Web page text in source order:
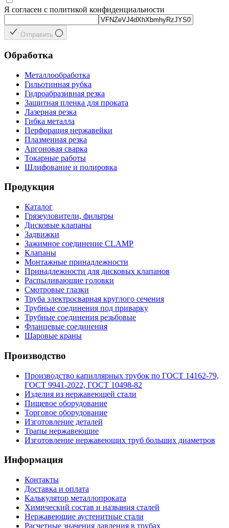
Я согласен с политикой конфиденциальности
Отправить
Обработка
Металлообработка
Гильотинная рубка
Гидроабразивная резка
Защитная пленка для проката
Лазерная резка
Гибка металла
Перфорация нержавейки
Плазменная резка
Аргоновая сварка
Токарные работы
Шлифование и полировка
Продукция
Каталог
Грязеуловители, фильтры
Дисковые клапаны
Задвижки
Зажимное соединение CLAMP
Клапаны
Монтажные принадлежности
Принадлежности для дисковых клапанов
Распыливающие головки
Смотровые глазки
Труба электросварная круглого сечения
Трубные соединения под приварку
Трубные соединения резьбовые
Фланцевые соединения
Шаровые краны
Производство
Производство капиллярных трубок по ГОСТ 14162-79,
ГОСТ 9941-2022, ГОСТ 10498-82
Изделия из нержавеющей стали
Пищевое оборудование
Торговое оборудование
Изготовление деталей
Трапы нержавеющие
Изготовление нержавеющих труб больших диаметров
Информация
Контакты
Доставка и оплата
Калькулятор металлопроката
Химический состав и названия сталей
Нержавеющие аустенитные стали
Расчетные значения давления в трубах